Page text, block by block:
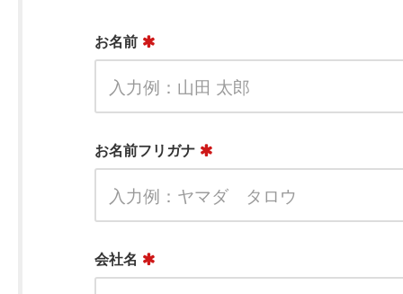
お名前
お名前フリガナ
会社名